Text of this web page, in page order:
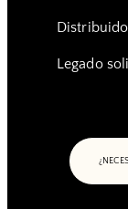
Legado